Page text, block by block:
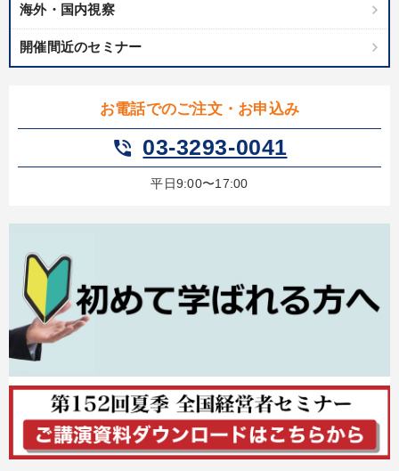
海外・国内視察
開催間近のセミナー
お電話でのご注文・お申込み
phone_in_talk 03-3293-0041
平日9:00〜17:00